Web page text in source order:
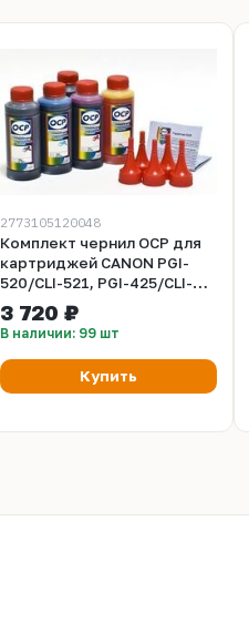
2773105120048
Комплект чернил OCP для
картриджей CANON PGI-
520/CLI-521, PGI-425/CLI-
426 (OCP BKP 44, BK 124, C
154, M 144, Y 144) 100 gr x 5
3 720 ₽
В наличии: 99 шт
Купить